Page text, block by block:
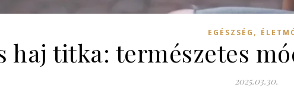
EGÉSZSÉG ,
haj titka: természetes
2025.03.30.